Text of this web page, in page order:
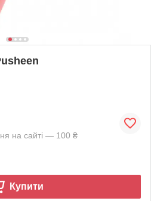
на сайті — 100 ₴
Купити